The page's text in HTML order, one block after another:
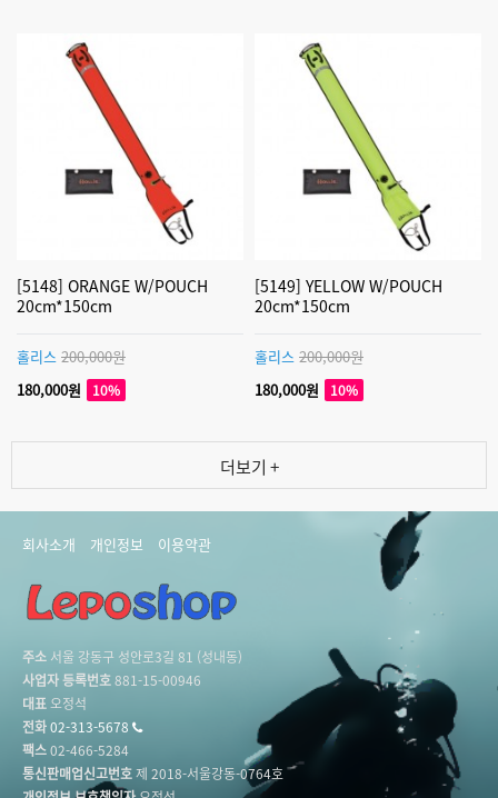
[5148] ORANGE W/POUCH
20cm*150cm
홀리스 200,000원
180,000원
10%
[5149] YELLOW W/POUCH
20cm*150cm
홀리스 200,000원
180,000원
10%
더보기 +
회사소개 개인정보 이용약관
주소 서울 강동구 성안로3길 81 (성내동)
사업자 등록번호881-15-00946
대표오정석
전화02-313-5678
팩스02-466-5284
통신판매업신고번호제 2018-서울강동-0764호